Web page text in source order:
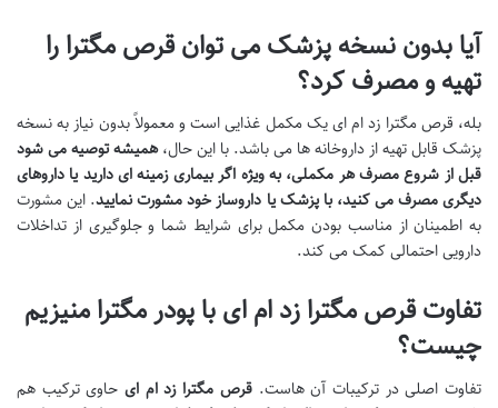
آیا بدون نسخه پزشک می توان قرص مگترا را
تهیه و مصرف کرد؟
بله، قرص مگترا زد ام ای یک مکمل غذایی است و معمولاً بدون نیاز به نسخه
پزشک قابل تهیه از داروخانه ها می باشد. با این حال،همیشه توصیه می شود
قبل از شروع مصرف هر مکملی، به ویژه اگر بیماری زمینه ای دارید یا داروهای
دیگری مصرف می کنید، با پزشک یا داروساز خود مشورت نمایید. این مشورت
به اطمینان از مناسب بودن مکمل برای شرایط شما و جلوگیری از تداخلات
دارویی احتمالی کمک می کند.
تفاوت قرص مگترا زد ام ای با پودر مگترا منیزیم
چیست؟
تفاوت اصلی در ترکیبات آن هاست.قرص مگترا زد ام ایحاوی ترکیب هم